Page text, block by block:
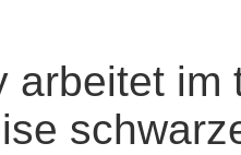
arbeitet im